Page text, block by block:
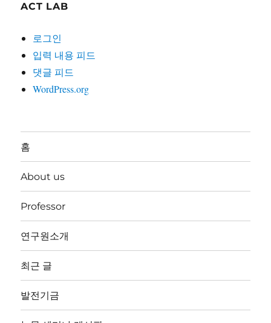
ACT LAB
로그인
입력 내용 피드
댓글 피드
WordPress.org
홈
About us
Professor
연구원소개
최근 글
발전기금